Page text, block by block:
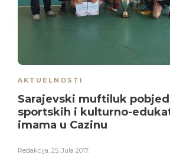
AKTUELNOSTI
Sarajevski muftiluk
sportskih i kulturno-
imama u Cazinu
Redakcija, 25. Jula 2017.